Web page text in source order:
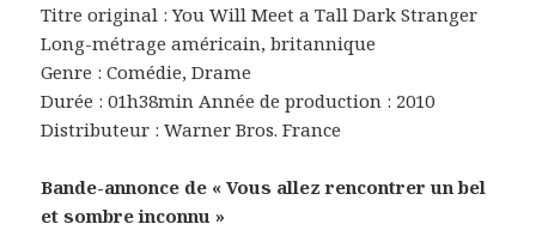
Titre original : You Will Meet a Tall Dark Stranger
Long-métrage américain, britannique
Genre : Comédie, Drame
Durée : 01h38min Année de production : 2010
Distributeur : Warner Bros. France
Bande-annonce de « Vous allez rencontrer un bel
et sombre inconnu »